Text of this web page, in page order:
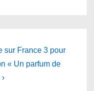
sur France 3 pour
« Un parfum de